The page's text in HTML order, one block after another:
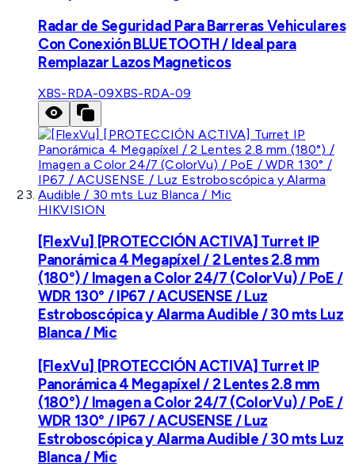
Radar de Seguridad Para Barreras Vehiculares
Con Conexión BLUETOOTH / Ideal para
Remplazar Lazos Magneticos
XBS-RDA-09XBS-RDA-09
HIKVISION
[FlexVu] [PROTECCIÓN ACTIVA] Turret IP
Panorámica 4 Megapíxel / 2 Lentes 2.8 mm
(180°) / Imagen a Color 24/7 (ColorVu) / PoE /
WDR 130° / IP67 / ACUSENSE / Luz
Estroboscópica y Alarma Audible / 30 mts Luz
Blanca / Mic
[FlexVu] [PROTECCIÓN ACTIVA] Turret IP
Panorámica 4 Megapíxel / 2 Lentes 2.8 mm
(180°) / Imagen a Color 24/7 (ColorVu) / PoE /
WDR 130° / IP67 / ACUSENSE / Luz
Estroboscópica y Alarma Audible / 30 mts Luz
Blanca / Mic